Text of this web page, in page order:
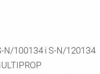
N/100134 i S-N/120134